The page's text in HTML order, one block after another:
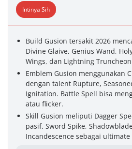
Intinya Sih
Build Gusion tersakit 2026
Divine Glaive, Genius Wand,
Wings, dan Lightning
Emblem Gusion menggunakan
dengan talent Rupture,
Ignitation. Battle Spell bisa
atau flicker.
Skill Gusion meliputi Dagger
pasif, Sword Spike,
Incandescence sebagai ultimate